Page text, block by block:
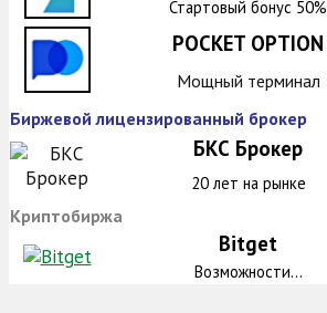
Стартовый бонус 50%
POCKET OPTION
Мощный терминал
Биржевой лицензированный брокер
БКС Брокер
20 лет на рынке
Криптобиржа
Bitget
Возможности...